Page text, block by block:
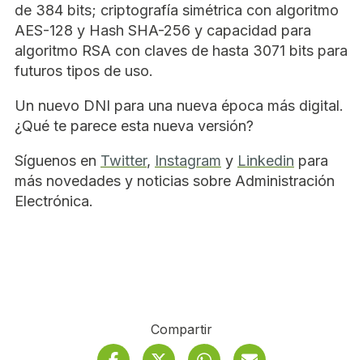
de 384 bits; criptografía simétrica con algoritmo
AES-128 y Hash SHA-256 y capacidad para
algoritmo RSA con claves de hasta 3071 bits para
futuros tipos de uso.
Un nuevo DNI para una nueva época más digital.
¿Qué te parece esta nueva versión?
Síguenos en Twitter, Instagram y Linkedin para
más novedades y noticias sobre Administración
Electrónica.
Compartir